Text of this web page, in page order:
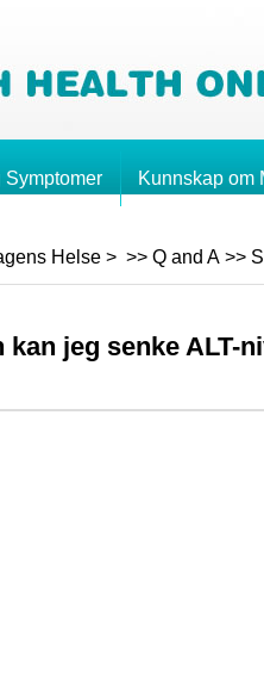
Symptomer Kunnskap om
Helse > >> Q and A >>
kan jeg senke ALT-